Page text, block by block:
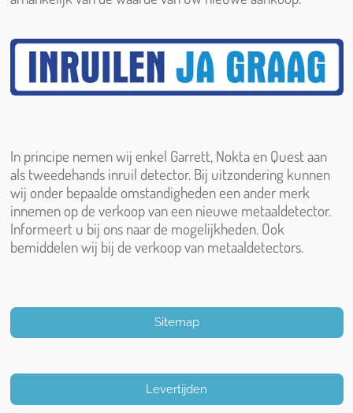
In principe nemen wij enkel Garrett, Nokta en Quest aan
als tweedehands inruil detector. Bij uitzondering kunnen
wij onder bepaalde omstandigheden een ander merk
innemen op de verkoop van een nieuwe metaaldetector.
Informeert u bij ons naar de mogelijkheden. Ook
bemiddelen wij bij de verkoop van metaaldetectors.
Sitemap
Levertijden